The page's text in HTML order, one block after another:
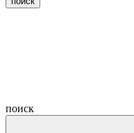
поиск